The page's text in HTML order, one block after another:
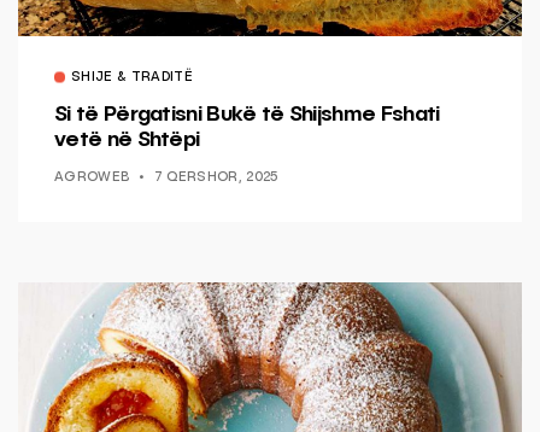
SHIJE & TRADITË
Si të Përgatisni Bukë të Shijshme Fshati
vetë në Shtëpi
AGROWEB 7 QERSHOR, 2025